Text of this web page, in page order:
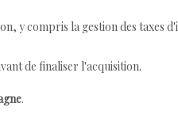
y compris la gestion des taxes
de finaliser l'acquisition.
.